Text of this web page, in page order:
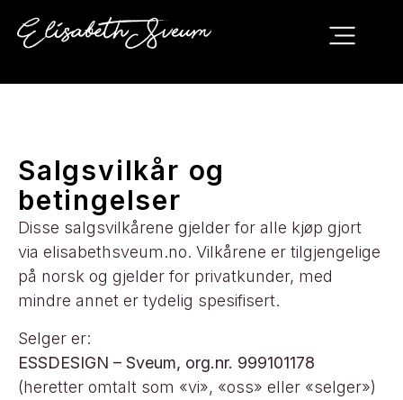
Salgsvilkår og
betingelser
Disse salgsvilkårene gjelder for alle kjøp gjort
via elisabethsveum.no. Vilkårene er tilgjengelige
på norsk og gjelder for privatkunder, med
mindre annet er tydelig spesifisert.
Selger er:
ESSDESIGN – Sveum, org.nr. 999101178
(heretter omtalt som «vi», «oss» eller «selger»)